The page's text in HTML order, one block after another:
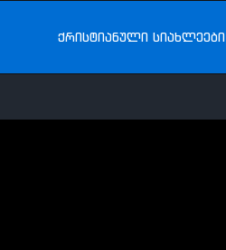
ქრისტიანული სიახლეები